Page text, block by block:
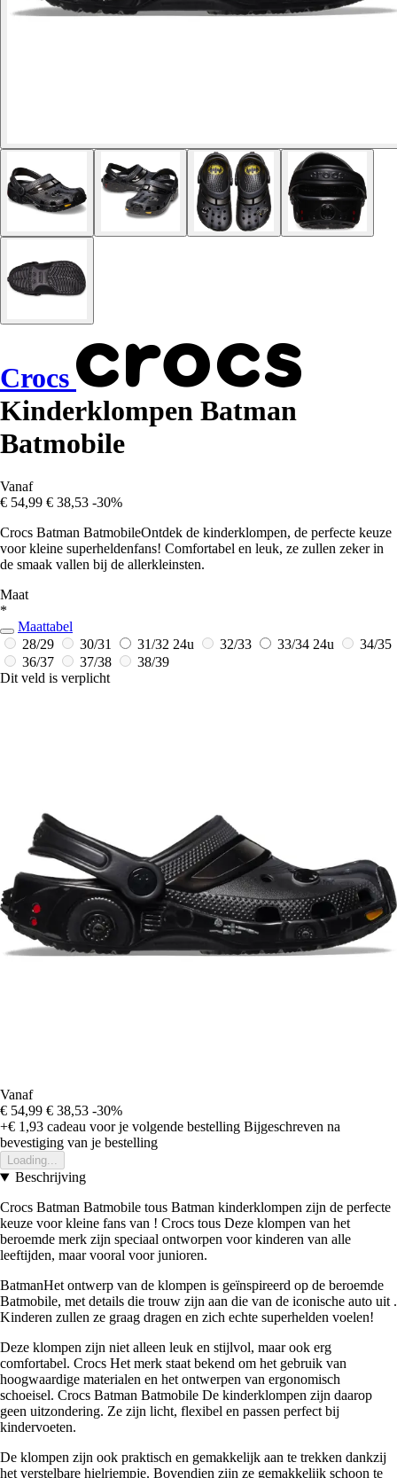
Crocs
Kinderklompen Batman
Batmobile
Vanaf
€ 54,99 € 38,53 -30%
Crocs Batman BatmobileOntdek de kinderklompen, de perfecte keuze
voor kleine superheldenfans! Comfortabel en leuk, ze zullen zeker in
de smaak vallen bij de allerkleinsten.
Maat
*
Maattabel
28/29
30/31 31/32 24u 32/33 33/34 24u
34/35
36/37
37/38
38/39
Dit veld is verplicht
Vanaf
€ 54,99 € 38,53 -30%
+€ 1,93 cadeau voor je volgende bestelling Bijgeschreven na
bevestiging van je bestelling
Loading...
Beschrijving
Crocs Batman Batmobile tous Batman kinderklompen zijn de perfecte
keuze voor kleine fans van ! Crocs tous Deze klompen van het
beroemde merk zijn speciaal ontworpen voor kinderen van alle
leeftijden, maar vooral voor junioren.
BatmanHet ontwerp van de klompen is geïnspireerd op de beroemde
Batmobile, met details die trouw zijn aan die van de iconische auto uit .
Kinderen zullen ze graag dragen en zich echte superhelden voelen!
Deze klompen zijn niet alleen leuk en stijlvol, maar ook erg
comfortabel. Crocs Het merk staat bekend om het gebruik van
hoogwaardige materialen en het ontwerpen van ergonomisch
schoeisel. Crocs Batman Batmobile De kinderklompen zijn daarop
geen uitzondering. Ze zijn licht, flexibel en passen perfect bij
kindervoeten.
De klompen zijn ook praktisch en gemakkelijk aan te trekken dankzij
het verstelbare hielriempje. Bovendien zijn ze gemakkelijk schoon te